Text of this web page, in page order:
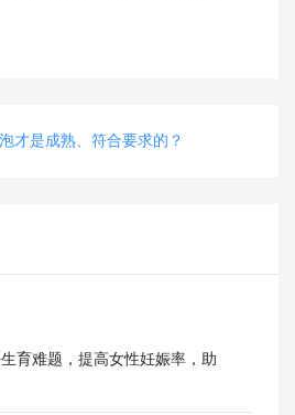
才是成熟、符合要求的？
育难题，提高女性妊娠率，助